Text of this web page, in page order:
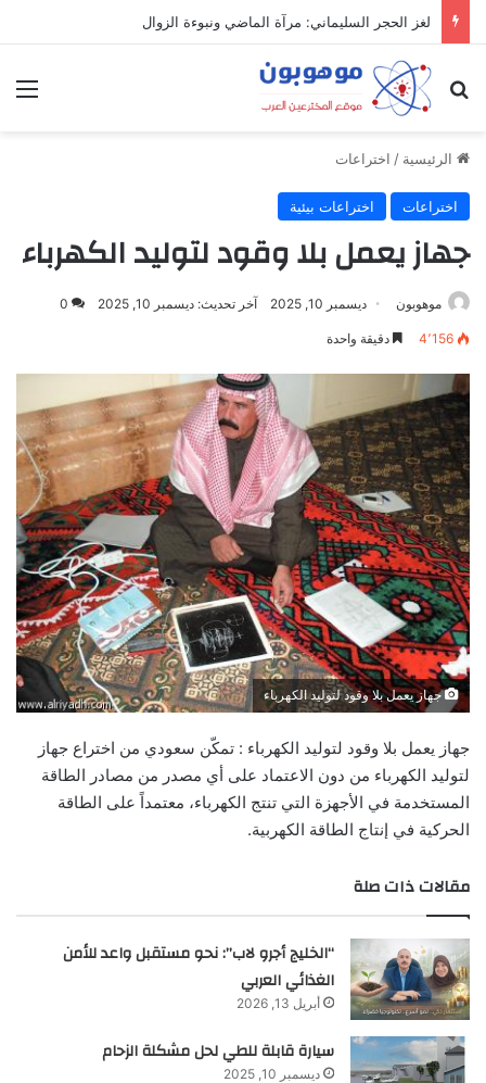
لغز الحجر السليماني: مرآة الماضي ونبوءة الزوال
بحث عن
الرئيسية / اختراعات
اختراعات اختراعات بيئية
جهاز يعمل بلا وقود لتوليد الكهرباء
موهوبون ديسمبر 10, 2025 آخر تحديث: ديسمبر 10, 2025 0
4٬156 دقيقة واحدة
جهاز يعمل بلا وقود لتوليد الكهرباء
جهاز يعمل بلا وقود لتوليد الكهرباء : تمكّن سعودي من اختراع جهاز
لتوليد الكهرباء من دون الاعتماد على أي مصدر من مصادر الطاقة
المستخدمة في الأجهزة التي تنتج الكهرباء، معتمداً على الطاقة
الحركية في إنتاج الطاقة الكهربية.
مقالات ذات صلة
“الخليج أجرو لاب”: نحو مستقبل واعد للأمن
الغذائي العربي
أبريل 13, 2026
سيارة قابلة للطي لحل مشكلة الزحام
ديسمبر 10, 2025